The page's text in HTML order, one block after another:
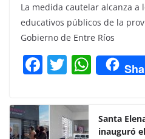
La medida cautelar alcanza a
educativos públicos de la
Gobierno de Entre Ríos
F
c
e
T
itt
er
W
h
sSanta
inauguró